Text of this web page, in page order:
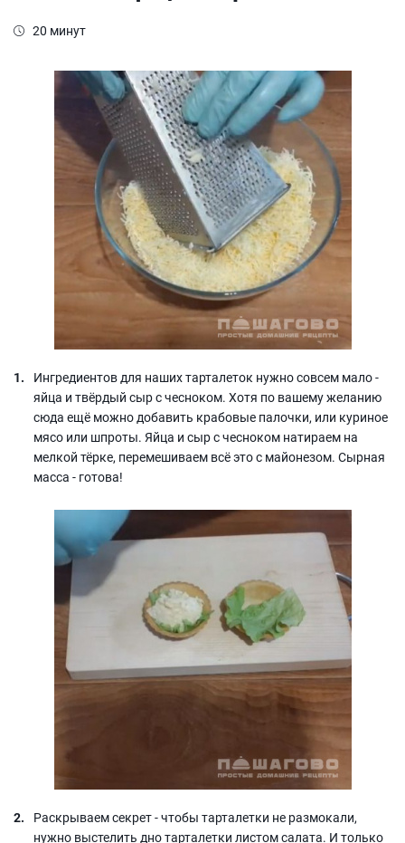
20 минут
Ингредиентов для наших тарталеток нужно совсем мало -
яйца и твёрдый сыр с чесноком. Хотя по вашему желанию
сюда ещё можно добавить крабовые палочки, или куриное
мясо или шпроты. Яйца и сыр с чесноком натираем на
мелкой тёрке, перемешиваем всё это с майонезом. Сырная
масса - готова!
Раскрываем секрет - чтобы тарталетки не размокали,
нужно выстелить дно тарталетки листом салата. И только